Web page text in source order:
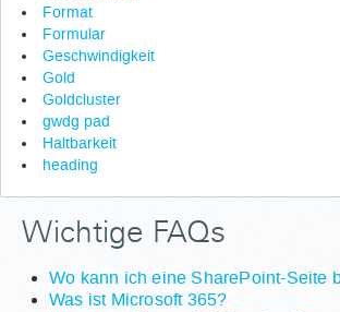
Format
Formular
Geschwindigkeit
Gold
Goldcluster
gwdg pad
Haltbarkeit
heading
Wichtige FAQs
Wo kann ich eine SharePoint-Seite
Was ist Microsoft 365?